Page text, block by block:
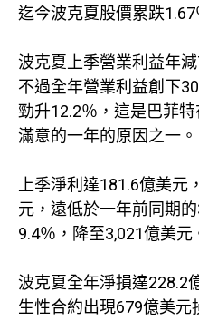
迄今波克夏股價累跌
波克夏上季營業利益年
不過全年營業利益創下
勁升12.2％，這是巴菲
滿意的一年的原因之一。
上季淨利達181.6億美元
元，遠低於一年前同期
9.4％，降至3,021億美元
波克夏全年淨損達228.2
生性合約出現679億美